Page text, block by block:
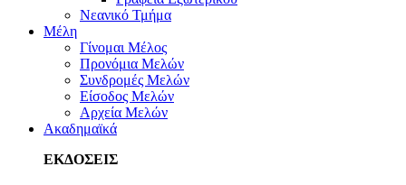
Νεανικό Τμήμα
Μέλη
Γίνομαι Μέλος
Προνόμια Μελών
Συνδρομές Μελών
Είσοδος Μελών
Αρχεία Μελών
Ακαδημαϊκά
ΕΚΔΟΣΕΙΣ